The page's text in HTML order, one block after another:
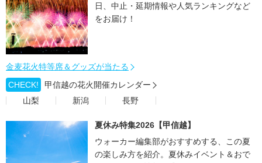
日、中止・延期情報や人気ランキングなど
をお届け！
金麦花火特等席＆グッズが当たる
CHECK!
甲信越の花火開催カレンダー
山梨
新潟 長野
夏休み特集2026【甲信越】
ウォーカー編集部がおすすめする、この夏
の楽しみ方を紹介。夏休みイベント＆おで